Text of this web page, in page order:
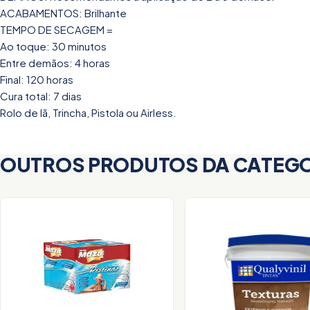
ACABAMENTOS: Brilhante
TEMPO DE SECAGEM =
Ao toque: 30 minutos
Entre demãos: 4 horas
Final: 120 horas
Cura total: 7 dias
Rolo de lã, Trincha, Pistola ou Airless.
OUTROS PRODUTOS DA